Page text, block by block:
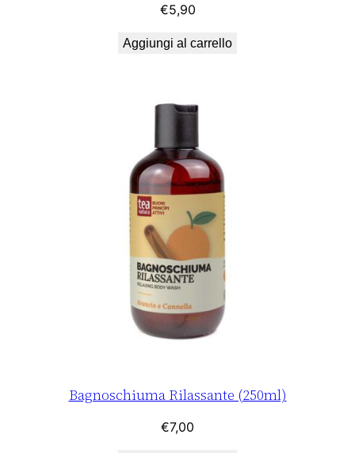
€5,90
Aggiungi al carrello
Bagnoschiuma Rilassante (250ml)
€7,00